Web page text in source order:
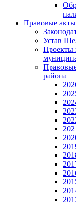
Правовые акты
Устав
Проекты
района